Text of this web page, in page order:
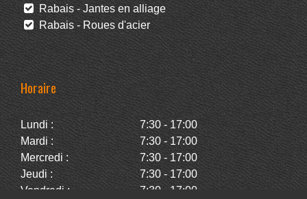
Rabais - Jantes en alliage
Rabais - Roues d'acier
Horaire
Lundi :
7:30 - 17:00
Mardi :
7:30 - 17:00
Mercredi :
7:30 - 17:00
Jeudi :
7:30 - 17:00
Vendredi :
7:30 - 17:00